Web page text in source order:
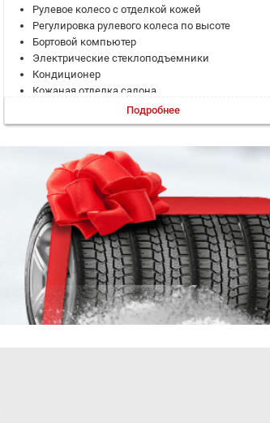
Рулевое колесо с отделкой кожей
Регулировка рулевого колеса по высоте
Бортовой компьютер
Электрические стеклоподъемники
Кондиционер
Кожаная отделка салона
Механическая регулировка сидений по 6-ти
пассажира по 6-ти направлениям
Антиблокировочная система тормозов (ABS)
Электронное распределение тормозного
усилия (EBD)
Тормозная система (BOS)
Система помощи при подъеме (HHC)
Гидравлическая тормозная система (HBA)
Система контроля тормозных усилий (TCS)
Vehicle Dynamics Control (VDC)
Электронная система стабилизации
устойчивости (ESC)
Контроль давления в шинах (TPMS)
Подробнее